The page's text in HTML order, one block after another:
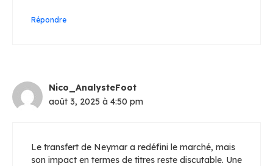
Répondre
Nico_AnalysteFoot
août 3, 2025 à 4:50 pm
Le transfert de Neymar a redéfini le marché, mais
son impact en termes de titres reste discutable. Une